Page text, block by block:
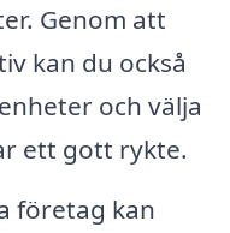
Genom att
kan du också
och välja
ett gott rykte.
företag kan